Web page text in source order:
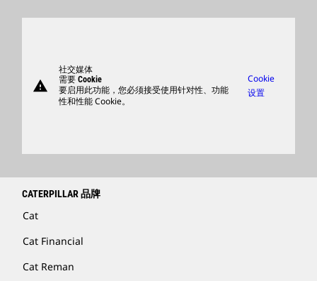
商品warning
社交媒体
需要 Cookie
要启用此功能，您必须接受使用针对性、功能
性和性能 Cookie。
Cookie
设置
CATERPILLAR 品牌
Cat
Cat Financial
Cat Reman